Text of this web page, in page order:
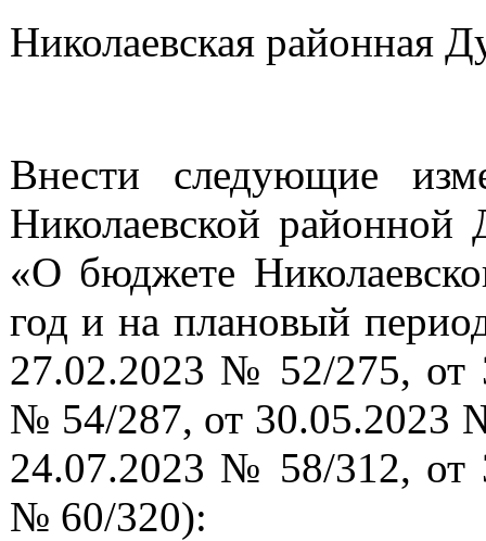
Николаевская районная
Внести следующие
Николаевской
«О бюджете
год и на плановый
27.02.2023 № 52/275, от
№ 54/287, от 30.05.2023
24.07.2023 № 58/312, от
№ 60/320):